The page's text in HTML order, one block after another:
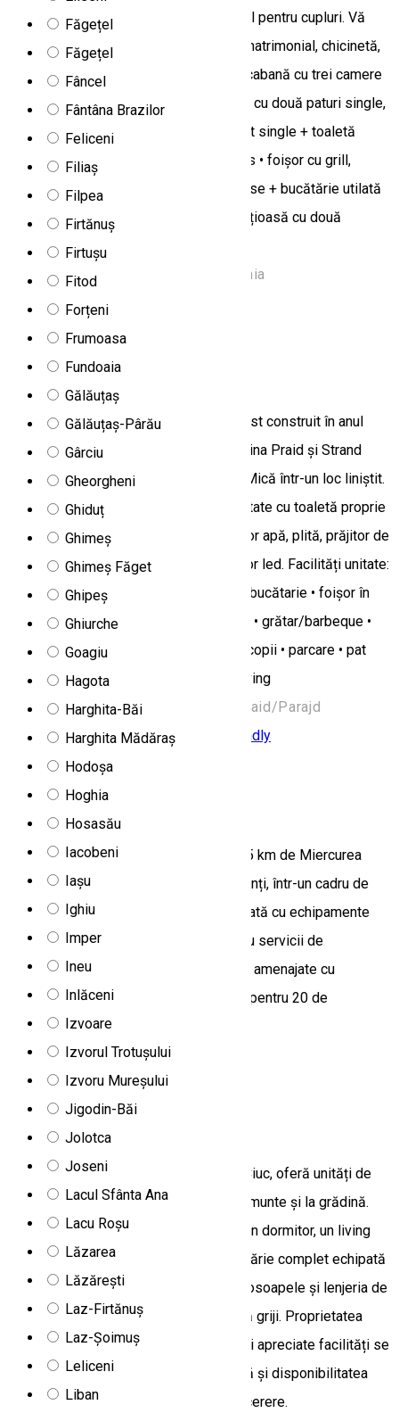
Făgețel
Făgețel
Fâncel
Fântâna Brazilor
Feliceni
Filiaș
Filpea
Firtănuș
Firtușu
Fitod
Forțeni
Frumoasa
Fundoaia
Gălăuțaș
Gălăuțaș-Pârău
Gârciu
Gheorgheni
Ghiduț
Ghimeș
Ghimeș Făget
Ghipeș
Ghiurche
Goagiu
Hagota
Harghita-Băi
Harghita Mădăraș
Hodoșa
Hoghia
Hosasău
Iacobeni
Iașu
Ighiu
Imper
Ineu
Inlăceni
Izvoare
Izvorul Trotușului
Izvoru Mureșului
Jigodin-Băi
Jolotca
Joseni
Lacul Sfânta Ana
Lacu Roșu
Lăzarea
Lăzărești
Laz-Firtănuș
Laz-Șoimuș
Leliceni
Liban
house vă oferă liniște și intimitate, ideal pentru cupluri. Vă
punem la dispoziție: • 3 căsuțe cu pat matrimonial, chicinetă,
baie proprie, terasă, loc de parcare • 1 cabană cu trei camere
(o cameră cu pat matrimonial, o cameră cu două paturi single,
o cameră cu un pat matrimonial și un pat single + toaletă
proprie), o baie, bucătărie, living spațios • foișor cu grill,
cuptor, plită outdoor, chiuvetă, două mese + bucătărie utilată
cu tot ceea ce este necesar • curte spațioasă cu două
pârâiașe și un iaz • leagăne
Main street, Borzont 537131, Romania
Camere de închiriat
Deschis
Biscontini's Studio Apartman
Casa Biscontini's Studio Apartman a fost construit în anul
2017, se află aproximativ 200 m de Salina Praid și Strand
sărat Praid , se afla lângă râul Târnava Mică într-un loc liniștit.
Apartamentele Studio cu 40mp sunt dotate cu toaletă proprie
și bucătărie proprie, microundă, fierbător apă, plită, prăjitor de
pâine,mașină de cafea, frigider, televizor led. Facilități unitate:
• acceptă tichete de vacanță • acces la bucătarie • foișor în
curte • frigider în unitate • gradină/curte • grătar/barbeque •
internet wireless • living • loc de joacă copii • parcare • pat
bebe • plata cu cardul • terasă • TV în living
Noroi/Sár, 24/a 537240 Romania, Praid/Parajd
Camere de închiriatCazare Family-friendly
Deschis
Casa Boróka din Văcărești, situată la 15 km de Miercurea
Ciuc, este o locație romantică pentru nunți, într-un cadru de
poveste, în orice anotimp. Clădirea, dotată cu echipamente
moderne, oferă un mediu elegant pentru servicii de
ospitalitate de calitate. Cele 10 camere amenajate cu
rafinament asigură cazare confortabilă pentru 20 de
persoane.
213/B, Văcărești 537203, Romania
Camere de închiriat
BTY Studio Lakás
BTY Studio Lakás, situat în Miercurea-Ciuc, oferă unități de
cazare moderne, cu vedere superbă la munte și la grădină.
Acest apartament spațios dispune de un dormitor, un living
dotat cu televizor cu ecran plat, o bucătărie complet echipată
și o baie cu cabină de duș și papuci. Prosoapele și lenjeria de
pat sunt incluse, asigurând un sejur fără griji. Proprietatea
este pentru nefumători. Printre cele mai apreciate facilități se
numără WiFi-ul gratuit, parcarea gratuită și disponibilitatea
unui pătuț pentru copii, oferit gratuit la cerere.